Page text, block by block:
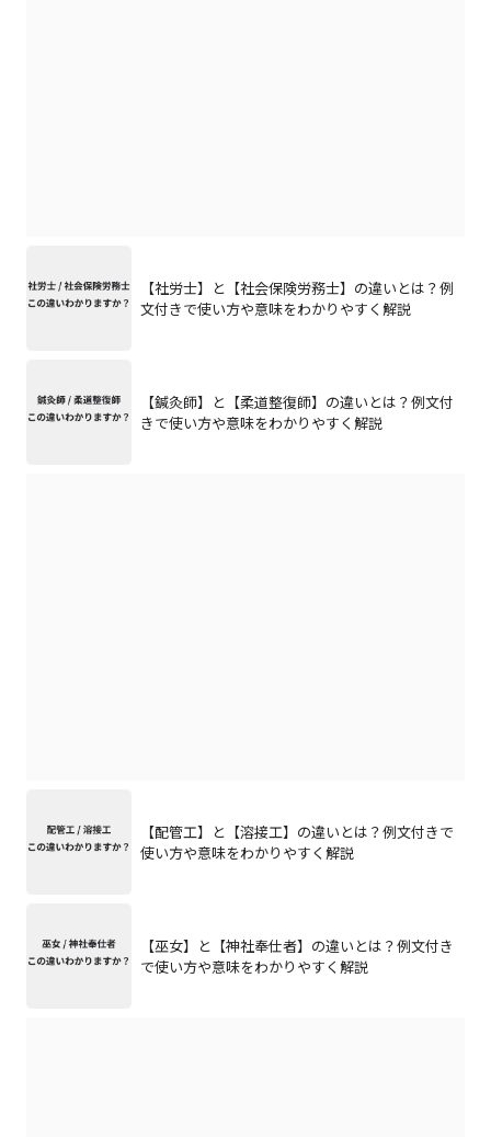
【社労士】と【社会保険労務士】の違いとは？例
文付きで使い方や意味をわかりやすく解説
【鍼灸師】と【柔道整復師】の違いとは？例文付
きで使い方や意味をわかりやすく解説
【配管工】と【溶接工】の違いとは？例文付きで
使い方や意味をわかりやすく解説
【巫女】と【神社奉仕者】の違いとは？例文付き
で使い方や意味をわかりやすく解説